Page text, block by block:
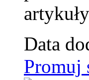
Data
Promuj